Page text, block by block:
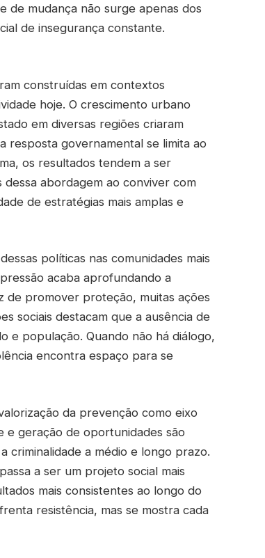
de mudança não surge apenas dos
de insegurança constante.
construídas em contextos
hoje. O crescimento urbano
em diversas regiões criaram
resposta governamental se limita ao
os resultados tendem a ser
abordagem ao conviver com
de estratégias mais amplas e
políticas nas comunidades mais
acaba aprofundando a
de promover proteção, muitas ações
sociais destacam que a ausência de
e população. Quando não há diálogo,
encontra espaço para se
da prevenção como eixo
e geração de oportunidades são
criminalidade a médio e longo prazo.
a ser um projeto social mais
mais consistentes ao longo do
resistência, mas se mostra cada